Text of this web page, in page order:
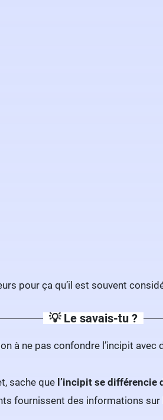
pour ça qu’il est souvent
💡 Le savais-tu ?
à ne pas confondre l’incipit avec
sache que l’incipit se
fournissent des informations sur